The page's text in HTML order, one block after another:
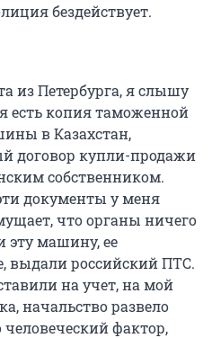
бездействует.
из Петербурга, я слышу
есть копия таможенной
в Казахстан,
договор купли-продажи
собственником.
документы у меня
что органы ничего
эту машину, ее
выдали российский ПТС.
на учет, на мой
начальство развело
человеческий фактор,